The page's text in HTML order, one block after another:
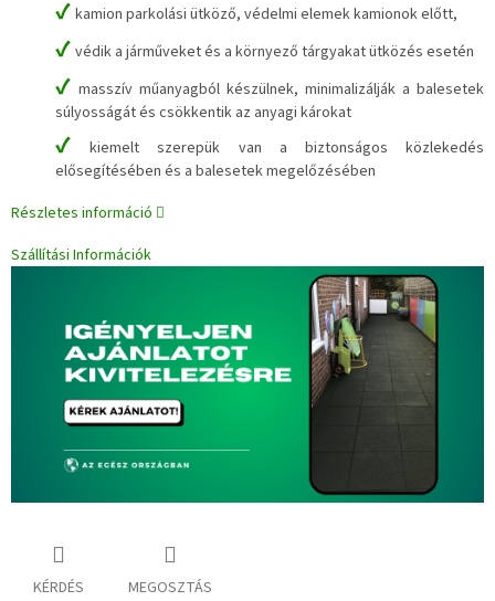
✔ kamion parkolási ütköző, védelmi elemek kamionok előtt,
✔ védik a járműveket és a környező tárgyakat ütközés esetén
✔ masszív műanyagból készülnek, minimalizálják a balesetek
súlyosságát és csökkentik az anyagi károkat
✔kiemelt szerepük van a biztonságos közlekedés
elősegítésében és a balesetek megelőzésében
Részletes információ
Szállítási Információk
KÉRDÉS MEGOSZTÁS